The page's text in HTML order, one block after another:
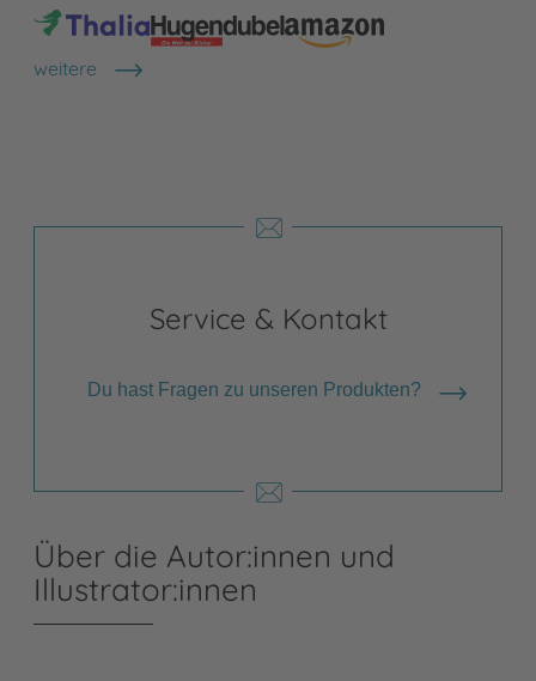
weitere
Shops anzeigen
Service & Kontakt
Du hast Fragen zu unseren Produkten?
Über die Autor:innen und
Illustrator:innen